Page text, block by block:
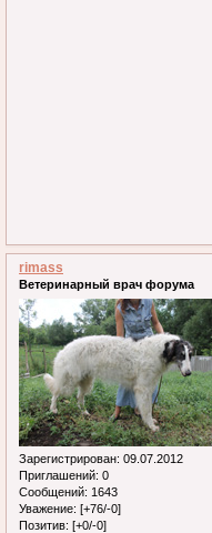
rimass
Ветеринарный врач форума
Зарегистрирован: 09.07.2012
Приглашений: 0
Сообщений: 1643
Уважение: [+76/-0]
Позитив: [+0/-0]